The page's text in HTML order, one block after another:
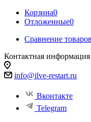
Корзина0
Отложенные0
Сравнение товаров
Контактная информация
info@ilve-restart.ru
Вконтакте
Telegram